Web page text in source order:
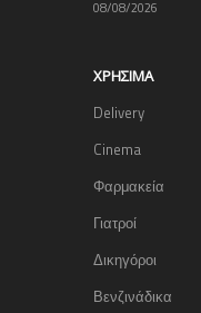
08/08/2026
ΧΡΉΣΙΜΑ
Delivery
Cinema
Φαρμακεία
Γιατροί
Δικηγόροι
Βενζινάδικα